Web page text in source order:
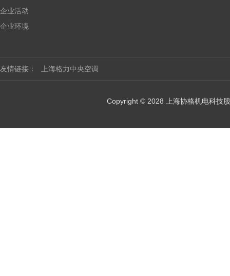
企业活动
企业环境
友情链接： 上海格力中央空调
Copyright © 2028 上海协格机电科技